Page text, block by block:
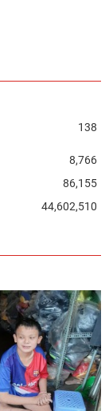
138
8,766
86,155
44,602,510